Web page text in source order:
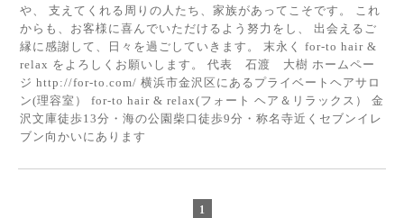
や、 支えてくれる周りの人たち、家族があってこそです。 これ
からも、お客様に喜んでいただけるよう努力をし、 出会えるご
縁に感謝して、日々を過ごしていきます。 末永く for-to hair &
relax をよろしくお願いします。 代表 石渡 大樹 ホームペー
ジ http://for-to.com/ 横浜市金沢区にあるプライベートヘアサロ
ン(理容室） for-to hair & relax(フォート ヘア＆リラックス） 金
沢文庫徒歩13分・海の公園柴口徒歩9分・称名寺近くセブンイレ
ブン向かいにあります
1